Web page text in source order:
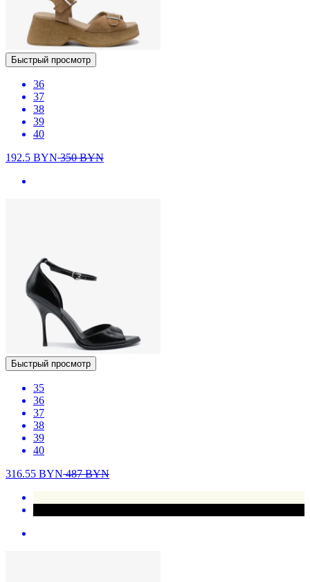
Быстрый просмотр
36
37
38
39
40
192.5 BYN350BYN
Быстрый просмотр
35
36
37
38
39
40
316.55 BYN487BYN